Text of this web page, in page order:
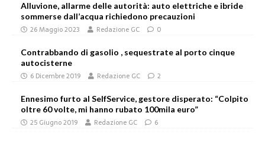
Alluvione, allarme delle autorità: auto elettriche e ibride
sommerse dall’acqua richiedono precauzioni
26 Maggio 2023 Redazione GC 0
Contrabbando di gasolio , sequestrate al porto cinque
autocisterne
6 Dicembre 2019 Redazione GC 2
Ennesimo furto al SelfService, gestore disperato: “Colpito
oltre 60 volte, mi hanno rubato 100mila euro”
25 Giugno 2019 Redazione GC 6